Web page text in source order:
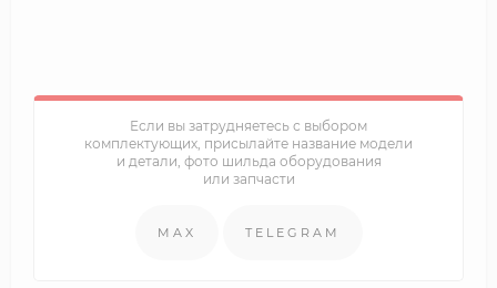
Если вы затрудняетесь с выбором
комплектующих, присылайте название модели
и детали, фото шильда оборудования
или запчасти
MAX TELEGRAM